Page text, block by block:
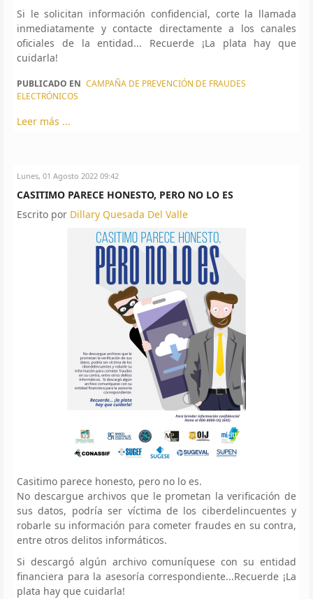
Si le solicitan información confidencial, corte la llamada
inmediatamente y contacte directamente a los canales
oficiales de la entidad... Recuerde ¡La plata hay que
cuidarla!
PUBLICADO EN CAMPAÑA DE PREVENCIÓN DE FRAUDES
ELECTRÓNICOS
Leer más ...
Lunes, 01 Agosto 2022 09:42
CASITIMO PARECE HONESTO, PERO NO LO ES
Escrito por Dillary Quesada Del Valle
Casitimo parece honesto, pero no lo es.
No descargue archivos que le prometan la verificación de
sus datos, podría ser víctima de los ciberdelincuentes y
robarle su información para cometer fraudes en su contra,
entre otros delitos informáticos.
Si descargó algún archivo comuníquese con su entidad
financiera para la asesoría correspondiente...Recuerde ¡La
plata hay que cuidarla!